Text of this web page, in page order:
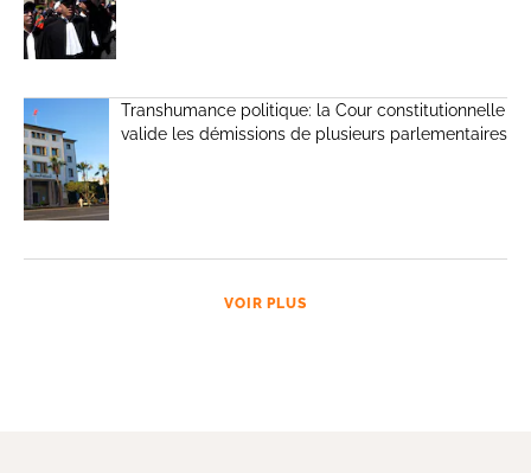
Transhumance politique: la Cour constitutionnelle
valide les démissions de plusieurs parlementaires
VOIR PLUS